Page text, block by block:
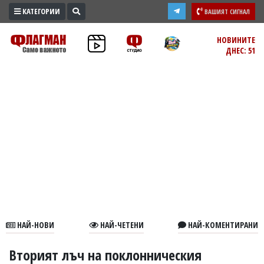
ПРОМО
ЗОНА
В
КАТЕГОРИИ ВАШИЯТ СИГНАЛ
НОВИНИТЕ
ДНЕС: 51
НАЙ-НОВИ НАЙ-ЧЕТЕНИ НАЙ-КОМЕНТИРАНИ
Вторият лъч на поклонническия